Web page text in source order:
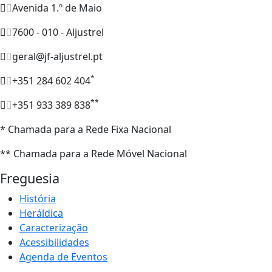
Avenida 1.º de Maio
7600 - 010 - Aljustrel
geral@jf-aljustrel.pt
+351 284 602 404*
+351 933 389 838**
* Chamada para a Rede Fixa Nacional
** Chamada para a Rede Móvel Nacional
Freguesia
História
Heráldica
Caracterização
Acessibilidades
Agenda de Eventos